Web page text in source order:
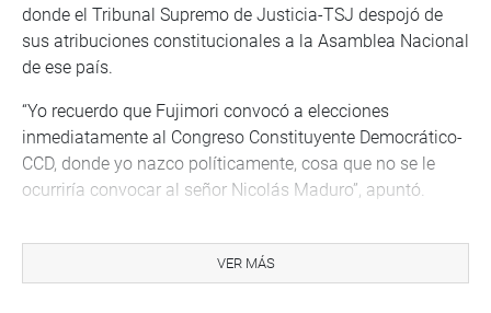
donde el Tribunal Supremo de Justicia-TSJ despojó de
sus atribuciones constitucionales a la Asamblea Nacional
de ese país.
“Yo recuerdo que Fujimori convocó a elecciones
inmediatamente al Congreso Constituyente Democrático-
CCD, donde yo nazco políticamente, cosa que no se le
ocurriría convocar al señor Nicolás Maduro”, apuntó.
Parlamento peruano haya sido uno de los primeros en
solidarizarse con la Asamblea Nacional de Venezuela con
VER MÁS